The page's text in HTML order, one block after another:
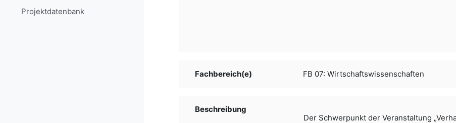
Projekt­daten­bank
Fachbereich(e) FB 07: Wirtschaftswissenschaften
Beschreibung
Der Schwerpunkt der Veranstaltung